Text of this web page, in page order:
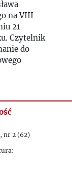
na VIII
21
Czytelnik
do
nr 2 (62)